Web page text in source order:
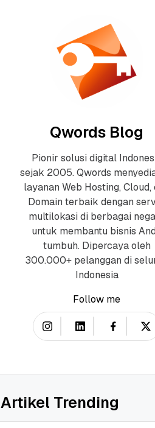
Qwords Blog
Pionir solusi digital
sejak 2005. Qwords
layanan Web Hosting, Cloud,
Domain terbaik dengan
multilokasi di berbagai
untuk membantu bisnis
tumbuh. Dipercaya oleh
300.000+ pelanggan di
Indonesia
Follow me
Artikel Trending